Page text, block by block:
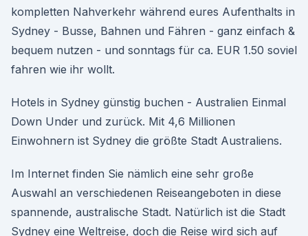
kompletten Nahverkehr während eures Aufenthalts in
Sydney - Busse, Bahnen und Fähren - ganz einfach &
bequem nutzen - und sonntags für ca. EUR 1.50 soviel
fahren wie ihr wollt.
Hotels in Sydney günstig buchen - Australien Einmal
Down Under und zurück. Mit 4,6 Millionen
Einwohnern ist Sydney die größte Stadt Australiens.
Im Internet finden Sie nämlich eine sehr große
Auswahl an verschiedenen Reiseangeboten in diese
spannende, australische Stadt. Natürlich ist die Stadt
Sydney eine Weltreise, doch die Reise wird sich auf